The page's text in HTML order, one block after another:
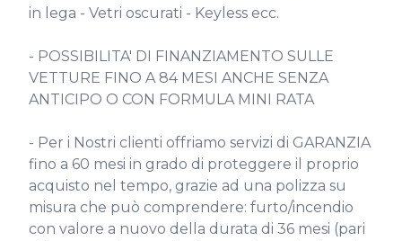
in lega - Vetri oscurati - Keyless ecc.
- POSSIBILITA' DI FINANZIAMENTO SULLE
VETTURE FINO A 84 MESI ANCHE SENZA
ANTICIPO O CON FORMULA MINI RATA
- Per i Nostri clienti offriamo servizi di GARANZIA
fino a 60 mesi in grado di proteggere il proprio
acquisto nel tempo, grazie ad una polizza su
misura che può comprendere: furto/incendio
con valore a nuovo della durata di 36 mesi (pari